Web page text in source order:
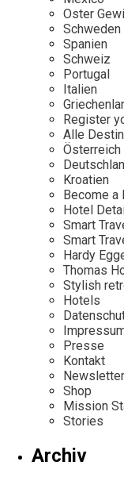
Mexico
Niederlande
Österreich
Portugal
Schweden
Spanien
Schweiz
Persönlichkeiten
Our Story
Career
Kontakt
Impressum
Oster
Schweden
Spanien
Schweiz
Portugal
Italien
Register
Alle
Österreich
Kroatien
Become a
Hotel
Smart
Smart
Hardy
Thomas
Stylish
Hotels
Presse
Kontakt
Newsletter
Shop
Mission
Stories
Archiv